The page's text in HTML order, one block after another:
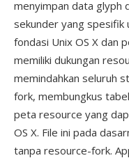
menyimpan data
sekunder yang
fondasi Unix OS X dan
memiliki dukungan
memindahkan seluruh
fork, membungkus
peta resource yang
OS X. File ini pada
tanpa resource-fork.